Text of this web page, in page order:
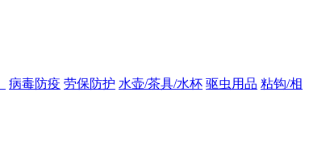
病毒防疫 劳保防护 水壶/茶具/水杯 驱虫用品 粘钩/相